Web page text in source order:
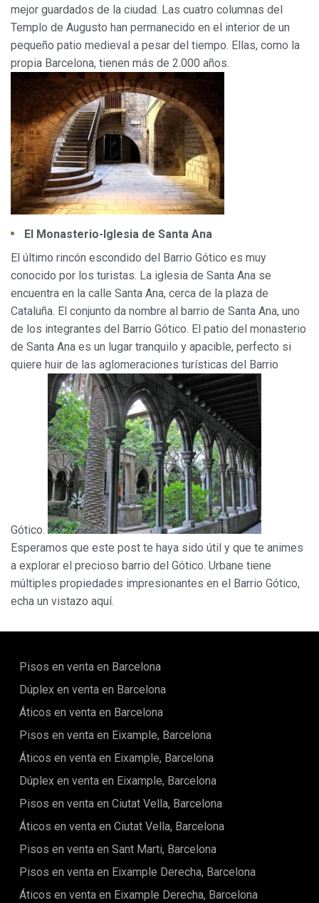
mejor guardados de la ciudad. Las cuatro columnas del
Templo de Augusto han permanecido en el interior de un
pequeño patio medieval a pesar del tiempo. Ellas, como la
propia Barcelona, tienen más de 2.000 años.
El Monasterio-Iglesia de Santa Ana
El último rincón escondido del Barrio Gótico es muy
conocido por los turistas. La iglesia de Santa Ana se
encuentra en la calle Santa Ana, cerca de la plaza de
Cataluña. El conjunto da nombre al barrio de Santa Ana, uno
de los integrantes del Barrio Gótico. El patio del monasterio
de Santa Ana es un lugar tranquilo y apacible, perfecto si
quiere huir de las aglomeraciones turísticas del Barrio
Gótico.
Esperamos que este post te haya sido útil y que te animes
a explorar el precioso barrio del Gótico. Urbane tiene
múltiples propiedades impresionantes en el Barrio Gótico,
echa un vistazo aquí.
Pisos en venta en Barcelona
Dúplex en venta en Barcelona
Áticos en venta en Barcelona
Pisos en venta en Eixample, Barcelona
Áticos en venta en Eixample, Barcelona
Dúplex en venta en Eixample, Barcelona
Pisos en venta en Ciutat Vella, Barcelona
Áticos en venta en Ciutat Vella, Barcelona
Pisos en venta en Sant Marti, Barcelona
Pisos en venta en Eixample Derecha, Barcelona
Áticos en venta en Eixample Derecha, Barcelona